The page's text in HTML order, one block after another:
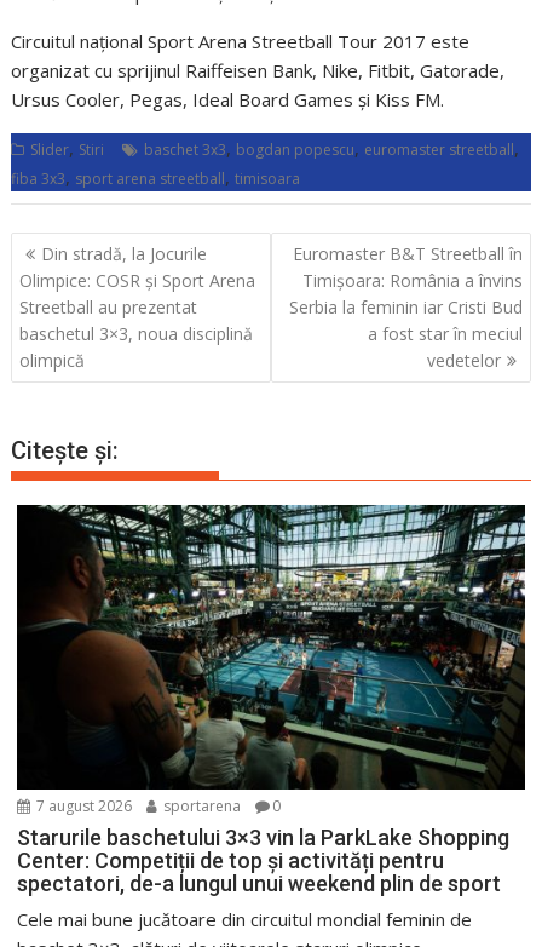
Circuitul național Sport Arena Streetball Tour 2017 este
organizat cu sprijinul Raiffeisen Bank, Nike, Fitbit, Gatorade,
Ursus Cooler, Pegas, Ideal Board Games și Kiss FM.
Slider, Stiri baschet 3x3, bogdan popescu, euromaster streetball,
fiba 3x3, sport arena streetball,timisoara
Navigare
în
articole
Din stradă, la Jocurile
Olimpice: COSR și Sport Arena
Streetball au prezentat
baschetul 3×3, noua disciplină
olimpică
Euromaster B&T Streetball în
Timișoara: România a învins
Serbia la feminin iar Cristi Bud
a fost star în meciul
vedetelor
Citește și:
7 august 2026 sportarena 0
Starurile baschetului 3×3 vin la ParkLake Shopping
Center: Competiții de top și activități pentru
spectatori, de-a lungul unui weekend plin de sport
Cele mai bune jucătoare din circuitul mondial feminin de